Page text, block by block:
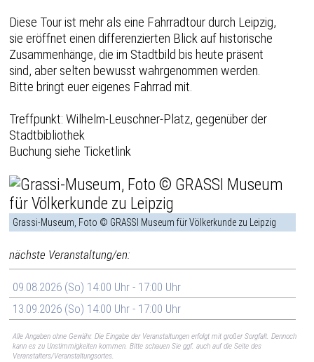
Diese Tour ist mehr als eine Fahrradtour durch Leipzig,
sie eröffnet einen differenzierten Blick auf historische
Zusammenhänge, die im Stadtbild bis heute präsent
sind, aber selten bewusst wahrgenommen werden.
Bitte bringt euer eigenes Fahrrad mit.
Treffpunkt: Wilhelm-Leuschner-Platz, gegenüber der
Stadtbibliothek
Buchung siehe Ticketlink
Grassi-Museum, Foto © GRASSI Museum für Völkerkunde zu Leipzig
nächste Veranstaltung/en:
09.08.2026 (So) 14:00 Uhr - 17:00 Uhr
13.09.2026 (So) 14:00 Uhr - 17:00 Uhr
Alle Angaben ohne Gewähr. Die Eingabe der Veranstaltungen erfolgt mit großer Sorgfalt. Dennoch
kann es zu Unstimmigkeiten kommen. Bitte schauen Sie ggf. auch auf die Seite des
Veranstalters/Veranstaltungsortes.